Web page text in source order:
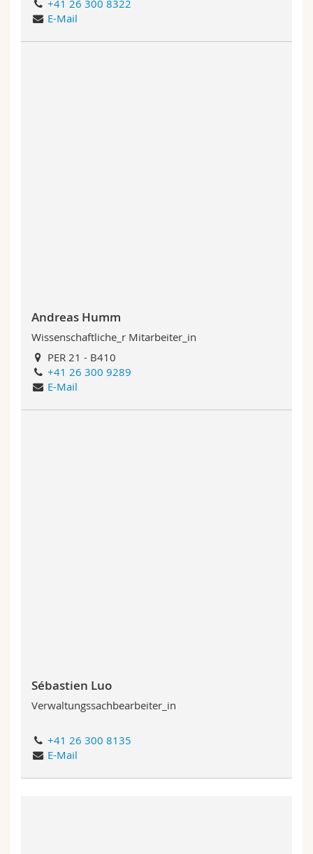
+41 26 300 8322
E-Mail
Andreas Humm
Wissenschaftliche_r Mitarbeiter_in
PER 21 - B410
+41 26 300 9289
E-Mail
Sébastien Luo
Verwaltungssachbearbeiter_in
+41 26 300 8135
E-Mail